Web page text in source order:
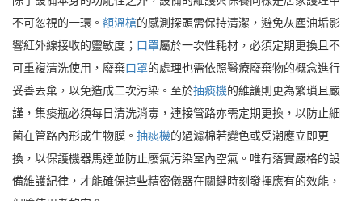
不可忽視的一環。 額溫槍的感測探頭需保持清潔，避免灰塵油垢影
響紅外線接收的靈敏度； 口罩屬於一次性耗材，必須定期更換且不
可重複清洗使用，廢棄口罩的處理也需依照醫療廢棄物的概念進行
妥善丟棄，以免造成二次污染。至於抽痰機的維護則更為繁瑣且嚴
謹，集痰瓶必須每日清洗消毒，連接管路亦需定期更換，以防止細
菌在管路內形成生物膜。 抽痰機的過濾棉若變色或受潮應立即更
換，以保護機器馬達並防止廢氣污染室內空氣。唯有落實嚴格的設
備維護紀律，才能確保這些精密儀器在關鍵時刻發揮應有的效能，